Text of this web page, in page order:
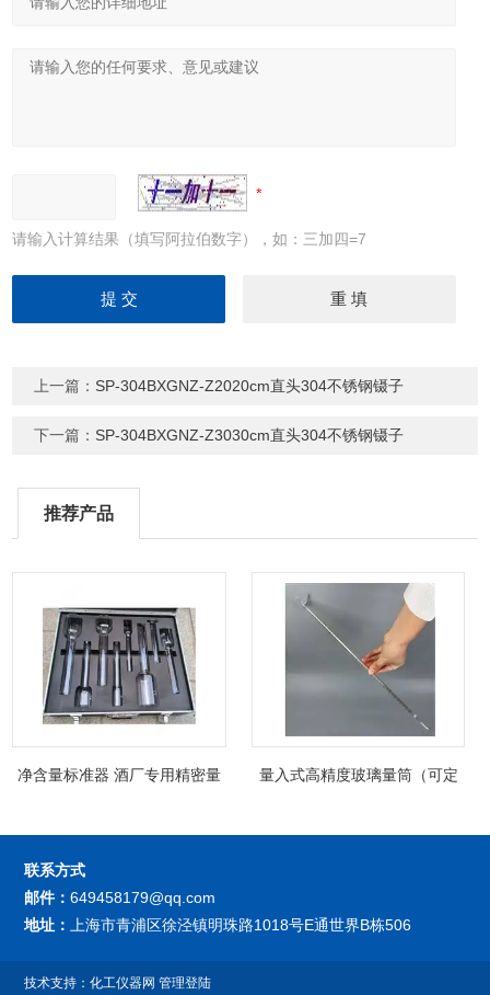
请输入计算结果（填写阿拉伯数字），如：三加四=7
上一篇： SP-304BXGNZ-Z2020cm直头304不锈钢镊子
下一篇： SP-304BXGNZ-Z3030cm直头304不锈钢镊子
推荐产品
净含量标准器 酒厂专用精密量
量入式高精度玻璃量筒（可定
联系方式
邮件：649458179@qq.com
地址：
上海市青浦区徐泾镇明珠路1018号E通世界B栋506
技术支持：化工仪器网 管理登陆